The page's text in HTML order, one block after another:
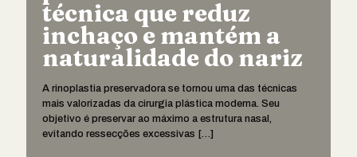
técnica que reduz
inchaço e mantém a
naturalidade do nariz
A rinoplastia preservadora se tornou uma das técnicas
mais valorizadas da cirurgia plástica moderna. Seu
objetivo é preservar ao máximo a estrutura nasal,
evitando ressecções excessivas […]